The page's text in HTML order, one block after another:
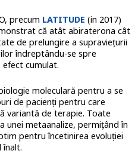
precum LATITUDE (in 2017)
că atât abiraterona cât
de prelungire a supraviețurii
îndreptându-se spre
cumulat.
moleculară pentru a se
de pacienți pentru care
variantă de terapie. Toate
unei metaanalize, permițând în
pentru încetinirea evoluției
înalt.